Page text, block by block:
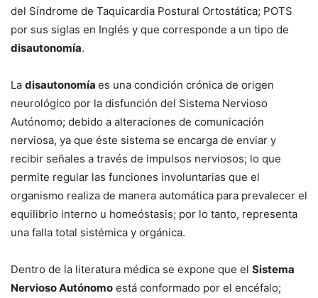
del Síndrome de Taquicardia Postural Ortostática; POTS
por sus siglas en Inglés y que corresponde a un tipo de
disautonomía.
La disautonomía es una condición crónica de origen
neurológico por la disfunción del Sistema Nervioso
Autónomo; debido a alteraciones de comunicación
nerviosa, ya que éste sistema se encarga de enviar y
recibir señales a través de impulsos nerviosos; lo que
permite regular las funciones involuntarias que el
organismo realiza de manera automática para prevalecer el
equilibrio interno u homeóstasis; por lo tanto, representa
una falla total sistémica y orgánica.
Dentro de la literatura médica se expone que el Sistema
Nervioso Autónomo está conformado por el encéfalo;